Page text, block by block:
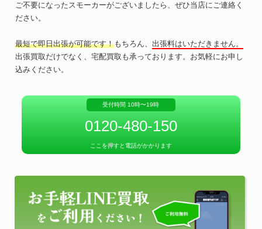
ご不要になったスモーカーがございましたら、ぜひ当店にご連絡く
ださい。
最短で即日出張が可能です！もちろん、 出張料はいただきません。
出張買取だけでなく、宅配買取も承っております。お気軽にお申し
込みください。
受付時間 10時〜19時
0120-480-150
ここを押すと電話がかかります